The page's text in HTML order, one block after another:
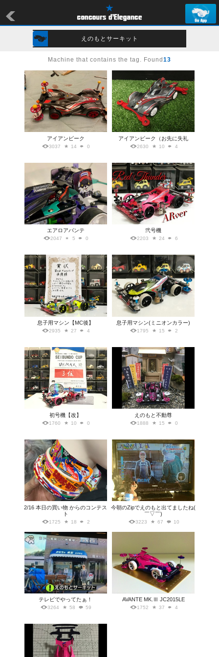
えのもとサーキット
Machine that contains the tag. Found 13
アイアンビーク
3037 14 0
アイアンビーク（お先に失礼
2630 10 4
エアロアバンテ
2047 5 0
弐号機
2203 24 6
息子用マシン【MC後】
2935 27 4
息子用マシン(ミニオンカラー)
1795 15 2
初号機【改】
1760 10 0
えのもと不動尊
1888 15 0
2/16 本日の買い物 からのコンテス
ト
1725 18 2
今朝のZipでえのもと出てましたね(
￣▽￣)
3223 67 10
テレビでやってたぁ！
3264 58 59
AVANTE MK.Ⅲ JC2015LE
1752 37 4